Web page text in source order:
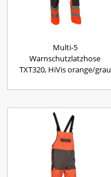
Multi-5
Warnschutzlatzhose
TXT320, HiVis orange/grau